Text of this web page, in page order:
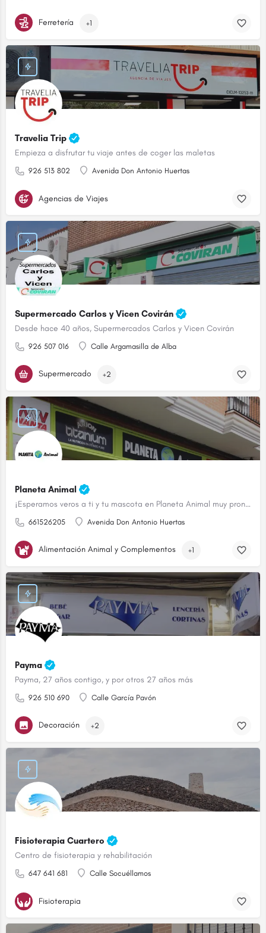
Ferretería +1
Travelia Trip
Empieza a disfrutar tu viaje antes de coger las maletas
926 513 802 Avenida Don Antonio Huertas
Agencias de Viajes
Supermercado Carlos y Vicen Covirán
Desde hace 40 años, Supermercados Carlos y Vicen Covirán
926 507 016 Calle Argamasilla de Alba
Supermercado +2
Planeta Animal
¡Esperamos veros a ti y tu mascota en Planeta Animal muy pronto!
661526205 Avenida Don Antonio Huertas
Alimentación Animal y Complementos +1
Payma
Payma, 27 años contigo, y por otros 27 años más
926 510 690 Calle García Pavón
Decoración +2
Fisioterapia Cuartero
Centro de fisioterapia y rehabilitación
647 641 681 Calle Socuéllamos
Fisioterapia